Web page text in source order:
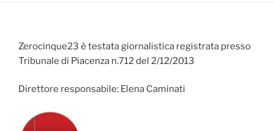
Zerocinque23 è testata giornalistica registrata presso
Tribunale di Piacenza n.712 del 2/12/2013
Direttore responsabile: Elena Caminati